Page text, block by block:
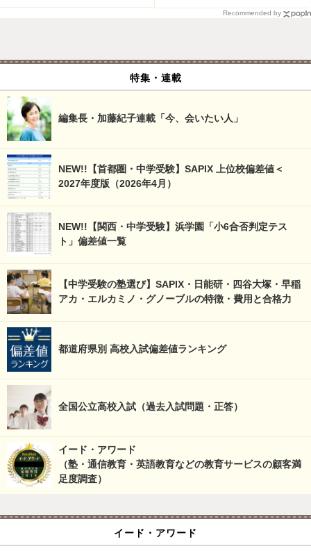
Recommended by
特集・連載
編集長・加藤紀子連載「今、会いたい人」
NEW!!【首都圏・中学受験】SAPIX 上位校偏差値＜
2027年度版（2026年4月）
NEW!!【関西・中学受験】浜学園「小6合否判定テス
ト」偏差値一覧
【中学受験の塾選び】SAPIX・日能研・四谷大塚・早稲
アカ・エルカミノ・グノーブルの特徴・費用と合格力
都道府県別 高校入試偏差値ランキング
全国公立高校入試（過去入試問題・正答）
イード・アワード
（塾・通信教育・英語教育などの教育サービスの顧客満
足度調査）
イード・アワード